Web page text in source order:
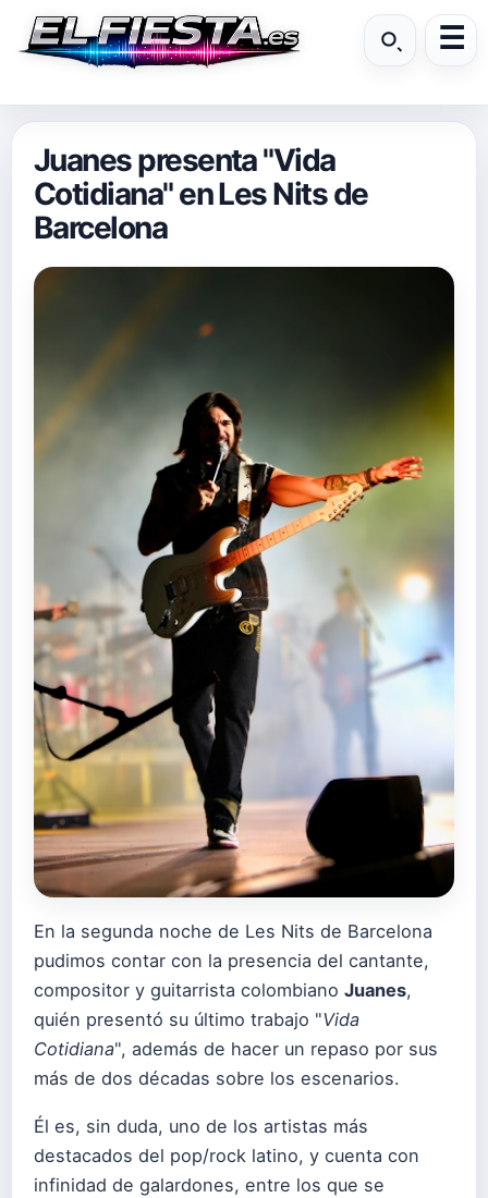
Juanes presenta "Vida
Cotidiana" en Les Nits de
Barcelona
En la segunda noche de Les Nits de Barcelona
pudimos contar con la presencia del cantante,
compositor y guitarrista colombiano Juanes,
quién presentó su último trabajo "Vida
Cotidiana", además de hacer un repaso por sus
más de dos décadas sobre los escenarios.
Él es, sin duda, uno de los artistas más
destacados del pop/rock latino, y cuenta con
infinidad de galardones, entre los que se